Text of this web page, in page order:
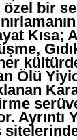
özel bir
Kısa;
Ölü
Ayrıntı